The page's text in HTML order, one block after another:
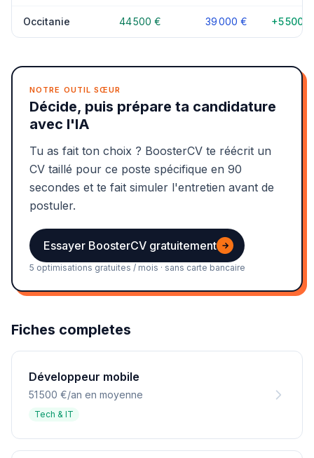
Occitanie 44 500 € 39 000 € +5 500 €
NOTRE OUTIL SŒUR
Décide, puis prépare ta candidature
avec l'IA
Tu as fait ton choix ? BoosterCV te réécrit un
CV taillé pour ce poste spécifique en 90
secondes et te fait simuler l'entretien avant de
postuler.
Essayer BoosterCV gratuitement →
5 optimisations gratuites / mois · sans carte bancaire
Fiches completes
Développeur mobile
51 500 €/an en moyenne
Tech & IT